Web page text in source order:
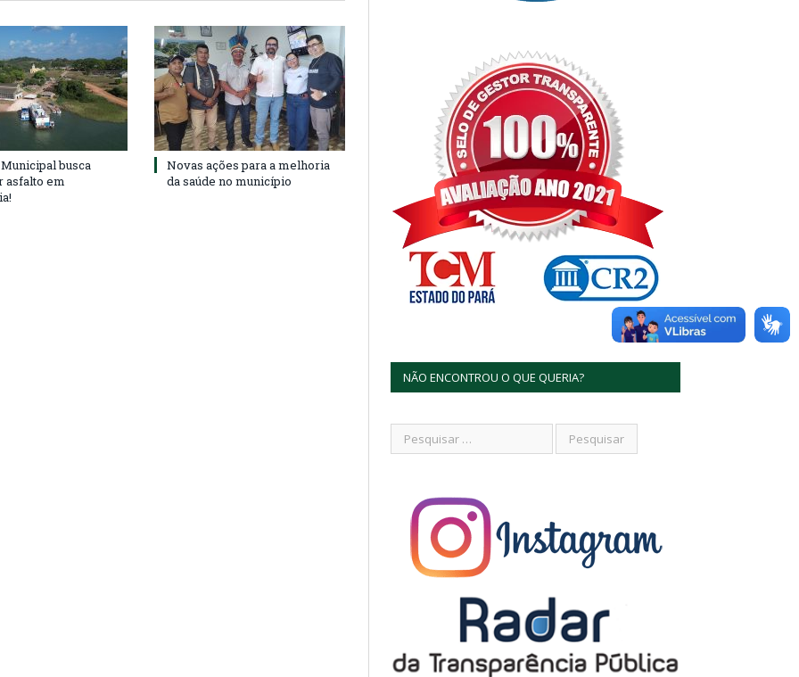
busca
asfalto em
Novas ações para a melhoria
da saúde no município
NÃO ENCONTROU O QUE QUERIA?